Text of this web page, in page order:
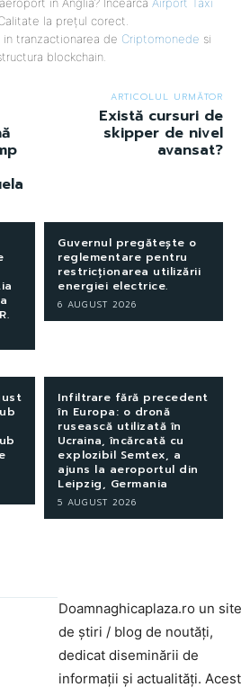
Calitate la prețul corect.
tranzactionarea de Criptomonede si
blockchain.
ARTICOLUL URMĂTOR
Există cursuri de
skipper de nivel
avansat?
Guvernul pregătește o
reglementare pentru
restricționarea utilizării
energiei electrice.
6 AUGUST 2026
Infiltrare fără precedent
în Europa: o dronă
rusească utilizată în
Ucraina, încărcată cu
explozibil Semtex, a
ajuns la aeroportul din
Leipzig, Germania
5 AUGUST 2026
Doamnaghicaplaza.ro un site
de știri / blog de noutăți,
dedicat diseminării de
informații și actualități.